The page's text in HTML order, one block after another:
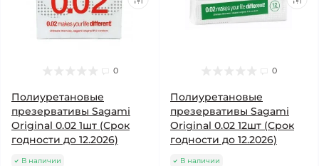
0
Полиуретановые
презервативы Sagami
Original 0.02 1шт (Срок
годности до 12.2026)
В наличии
0
Полиуретановые
презервативы Sagami
Original 0.02 12шт (Срок
годности до 12.2026)
В наличии